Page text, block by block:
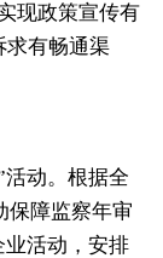
现政策宣传有
求有畅通渠
动。根据全
保障监察年审
业活动，安排